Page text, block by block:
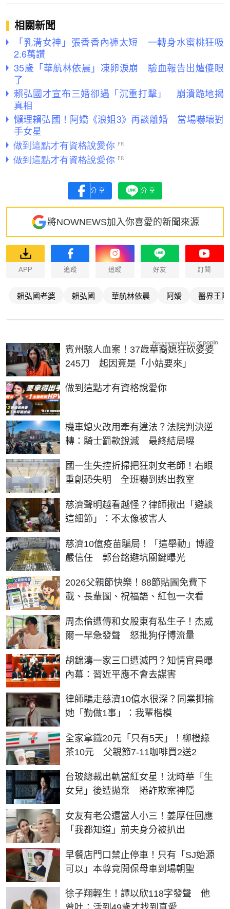
相關新聞
「乳溝女神」張香香內褲太短 一轉身水蜜桃狂吸
2.6萬讚
35歲「華航林依晨」凍卵淚崩 驗血報告出爐傻眼
了
賴弘國才宣布三婚卻遇「沉重打擊」 崩潰跪地揭
真相
懶理賴弘國！阿嬌《浪姐3》再談離婚 當場嚇壞對
手女星
分享 分享
將NOWNEWS加入你喜愛的新聞來源
APP 追蹤 追蹤 好友 訂閱
賴弘國老婆 賴弘國 華航林依晨 阿嬌 醫界王
賓州駭人血案！37歲華裔媳狂砍婆婆
245刀 起因竟是「小姑要來」
做到這點才有資格說愛你
PR
機車熄火改用牽有違法？法院判決逆
轉：騎士罰款銳減 最終結局曝
國一生失控折掃把狂刺女老師！右眼
重創恐失明 全班嚇到逃出教室
慈濟聲明越看越怪？律師揪出「避談
這細節」：不太像被害人
慈濟10億疫苗騙局！「這舉動」博證
嚴信任 郭台銘避坑關鍵曝光
2026父親節快樂！88節貼圖免費下
載、長輩圖、祝福語、紅包一次看
周杰倫遭傳和女股東有私生子！杰威
爾一早急發聲 怒批狗仔博流量
胡錦濤一家三口遭滅門？知情官員曝
內幕：習近平應不會去謀害
律師騙走慈濟10億水很深？同業揶揄
她「勤做1事」：我輩楷模
全家拿鐵20元「只有5天」！柳橙綠
茶10元 父親節7-11咖啡買2送2
台玻總裁出軌當紅女星！沈時華「生
女兒」後遭拋棄 捲詐欺案神隱
女友有老公還當人小三！姜厚任回應
「我都知道」前夫身分被扒出
早餐店門口禁止停車！只有「SJ始源
可以」本尊竟開保母車到場朝聖
徐子翔輕生！譚以欣118字發聲 他
Recommended by